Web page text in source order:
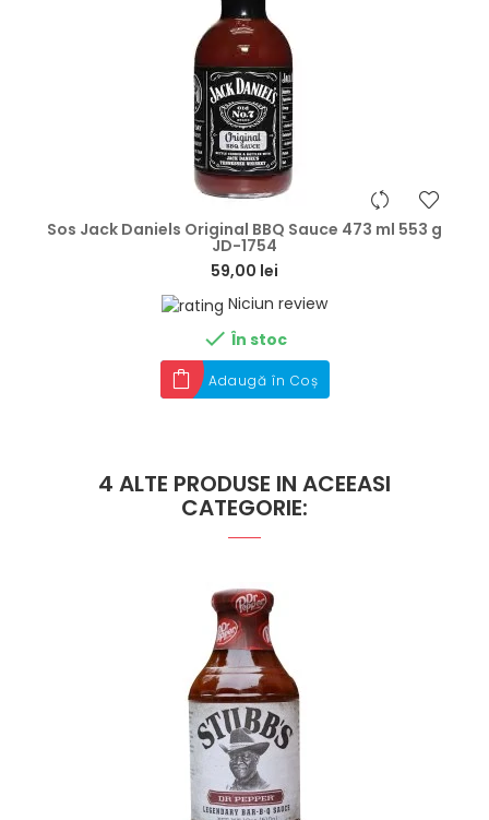
Sos Jack Daniels Original BBQ Sauce 473 ml 553 g
JD-1754
59,00 lei
Niciun review
 În stoc
Adaugă în Coș
4 ALTE PRODUSE IN ACEEASI
CATEGORIE: